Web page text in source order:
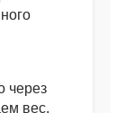
через
вес,